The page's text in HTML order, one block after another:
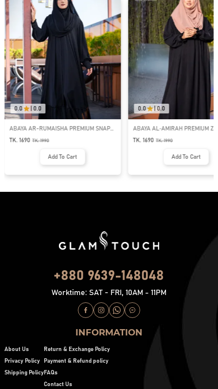
0.0 0.0
ABAYA AR-RUMAISHA PREMIUM SNAP
BUTTON ABAYA
TK. 1690 TK.1990
Add To Cart
0.0 | 0.0
ABAYA AL‑AMIRAH PREMIUM
NECK ABAYA
TK. 1690 TK.1990
Add To Cart
+880 9639-148048
Worktime: SAT - FRI, 10AM - 11PM
INFORMATION
About Us
Privacy Policy
Shipping Policy
Return & Exchange Policy
Payment & Refund policy
FAQs
Contact Us